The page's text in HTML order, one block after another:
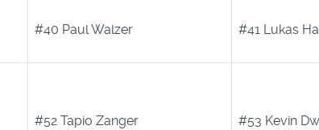
#40 Paul Walzer #41 Lukas
#52 Tapio Zanger #53 Kevin